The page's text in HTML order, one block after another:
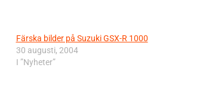
Färska bilder på Suzuki GSX-R 1000
30 augusti, 2004
I ”Nyheter”